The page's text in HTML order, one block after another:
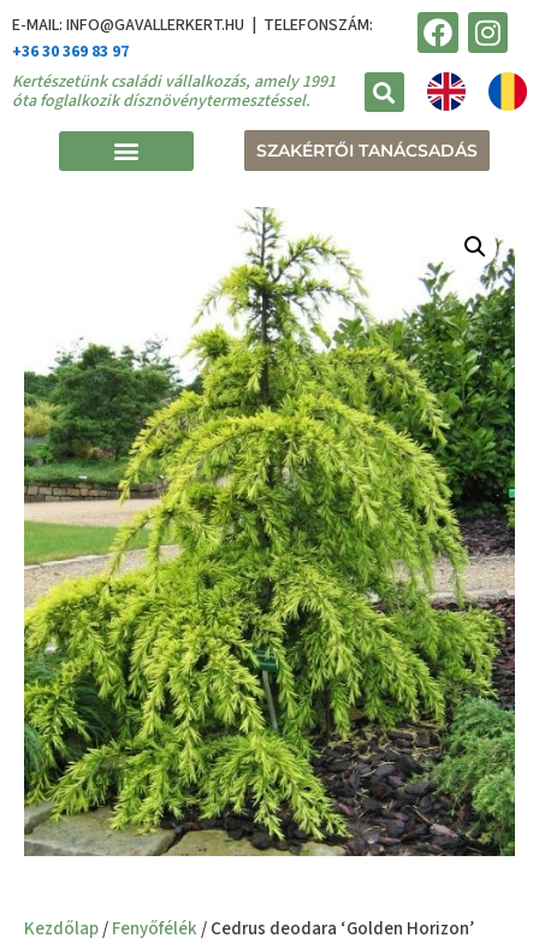
E-MAIL: INFO@GAVALLERKERT.HU | TELEFONSZÁM:
+36 30 369 83 97
Kertészetünk családi vállalkozás, amely 1991
óta foglalkozik dísznövénytermesztéssel.
SZAKÉRTŐI TANÁCSADÁS
Kezdőlap/Fenyőfélék/ Cedrus deodara ‘Golden Horizon’